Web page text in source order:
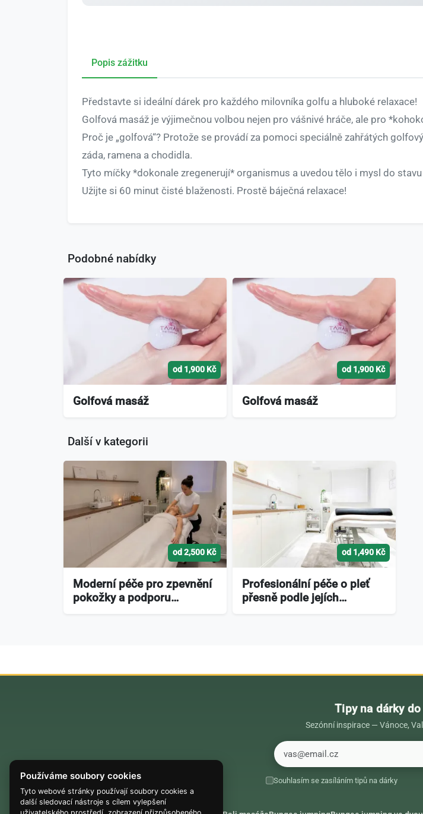
Používáme soubory cookies
Tyto webové stránky používají soubory cookies a
další sledovací nástroje s cílem vylepšení
Popis zážitku
Představte si ideální dárek pro každého milovníka golfu a hluboké relaxace!
Golfová masáž je výjimečnou volbou nejen pro vášnivé hráče, ale pro
Proč je „golfová“? Protože se provádí za pomoci speciálně zahřátých
záda, ramena a chodidla.
Tyto míčky *dokonale zregenerují* organismus a uvedou tělo i mysl do
Užijte si 60 minut čisté blaženosti. Prostě báječná relaxace!
Podobné nabídky
od 1,900 Kč
Golfová masáž
od 1,900 Kč
Golfová masáž
Další v kategorii
od 2,500 Kč
Moderní péče pro zpevnění
pokožky a podporu…
od 1,490 Kč
Profesionální péče o pleť
přesně podle jejích…
Tipy na dárky
Sezónní inspirace — Vánoce,
Souhlasím se zasíláním tipů na dárky